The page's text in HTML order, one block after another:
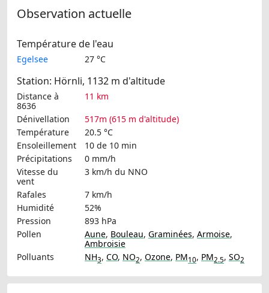
Observation actuelle
Température de l'eau
Egelsee 27 °C
Station: Hörnli, 1132 m d'altitude
Distance à
8636
11 km
Dénivellation
517m (615 m d'altitude)
Température
20.5 °C
Ensoleillement
10 de 10 min
Précipitations
0 mm/h
Vitesse du
vent
3 km/h du NNO
Rafales
7 km/h
Humidité
52%
Pression
893 hPa
Pollen
Aune, Bouleau, Graminées, Armoise,
Ambroisie
Polluants
NH3, CO, NO2, Ozone, PM10, PM2.5, SO2